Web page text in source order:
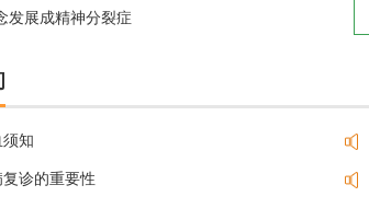
希望公众能更好地了解抑郁症的相
人最先知道抑郁症这三个字，恐怕
发展成精神分裂症
知
诊的重要性